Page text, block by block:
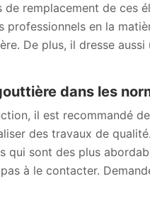
remplacement de ces
en la
De plus, il dresse
dans les
il est recommandé
des travaux de
qui sont des plus
à le contacter.